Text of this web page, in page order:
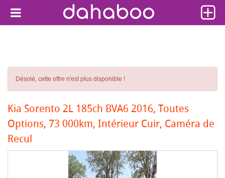
Désolé, cette offre n'est plus disponible !
Kia Sorento 2L 185ch BVA6 2016, Toutes
Options, 73 000km, Intérieur Cuir, Caméra de
Recul